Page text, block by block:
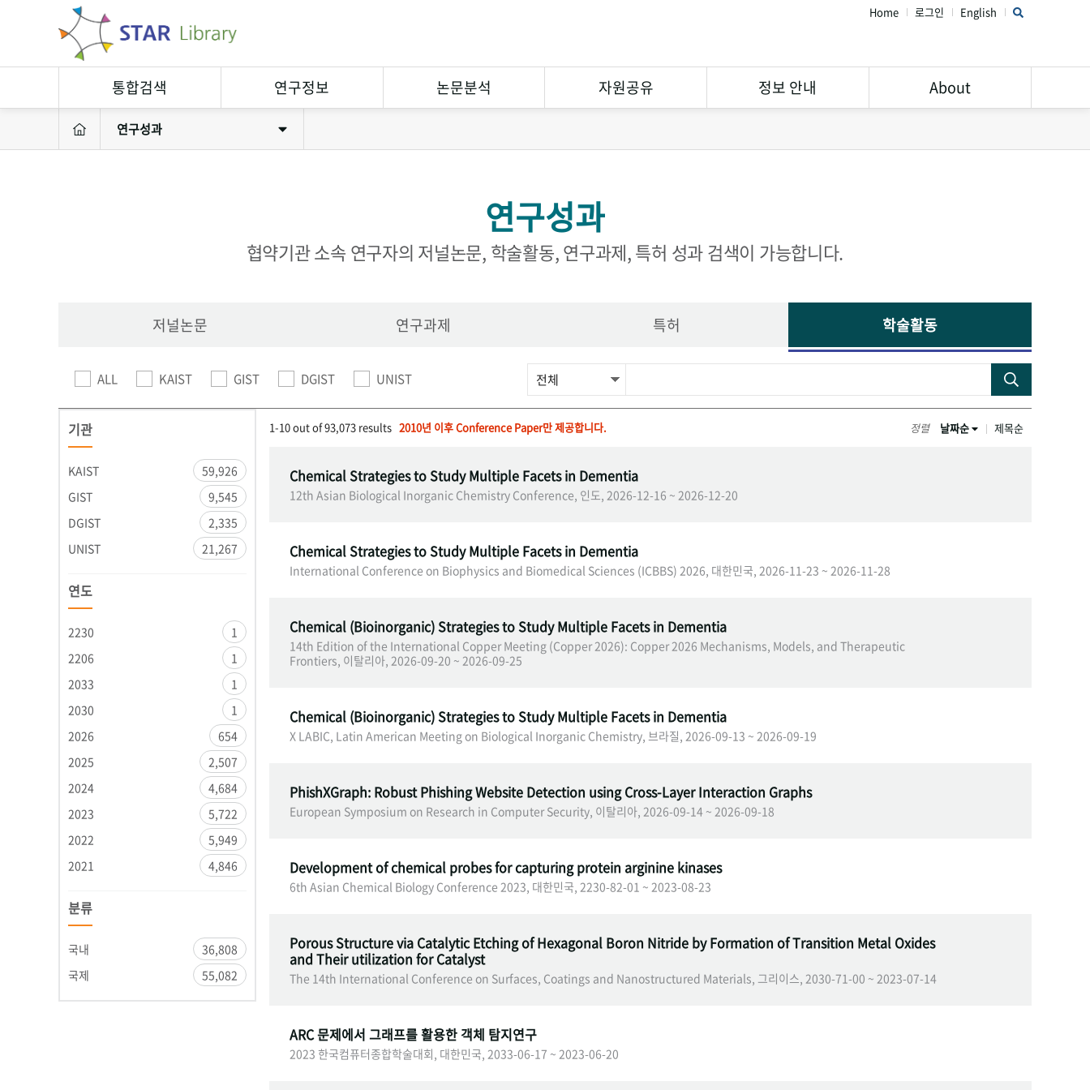
Home 로그인 English
통합검색
연구정보검색
연구정보
연구자
논문분석 자원공유
eCuration
Open Contents
정보 안내
Management
About
연구성과
연구성과
협약기관 소속 연구자의 저널논문, 학술활동, 연구과제, 특허 성과 검색이 가능합니다.
저널논문 연구과제 특허 학술활동
ALL KAIST GIST DGIST UNIST
기관
KAIST
59,926
GIST
9,545
DGIST
2,335
UNIST
21,267
연도
2230
1
2206
1
2033
1
2030
1
2026
654
2025
2,507
2024
4,684
2023
5,722
2022
5,949
2021
4,846
분류
국내
36,808
국제
55,082
1-10 out of 93,073 results 2010년 이후 Conference Paper만 제공합니다. 정렬 날짜순 제목순
Chemical Strategies to Study Multiple Facets in Dementia
12th Asian Biological Inorganic Chemistry Conference, 인도, 2026-12-16 ~ 2026-12-20
Chemical Strategies to Study Multiple Facets in Dementia
International Conference on Biophysics and Biomedical Sciences (ICBBS) 2026, 대한민국, 2026-11-23 ~ 2026-11-28
Chemical (Bioinorganic) Strategies to Study Multiple Facets in Dementia
14th Edition of the International Copper Meeting (Copper 2026): Copper 2026 Mechanisms, Models, and Therapeutic
Frontiers, 이탈리아, 2026-09-20 ~ 2026-09-25
Chemical (Bioinorganic) Strategies to Study Multiple Facets in Dementia
X LABIC, Latin American Meeting on Biological Inorganic Chemistry, 브라질, 2026-09-13 ~ 2026-09-19
PhishXGraph: Robust Phishing Website Detection using Cross-Layer Interaction Graphs
European Symposium on Research in Computer Security, 이탈리아, 2026-09-14 ~ 2026-09-18
Development of chemical probes for capturing protein arginine kinases
6th Asian Chemical Biology Conference 2023, 대한민국, 2230-82-01 ~ 2023-08-23
Porous Structure via Catalytic Etching of Hexagonal Boron Nitride by Formation of Transition Metal Oxides
and Their utilization for Catalyst
The 14th International Conference on Surfaces, Coatings and Nanostructured Materials, 그리이스, 2030-71-00 ~ 2023-07-14
ARC 문제에서 그래프를 활용한 객체 탐지연구
2023 한국컴퓨터종합학술대회, 대한민국, 2033-06-17 ~ 2023-06-20